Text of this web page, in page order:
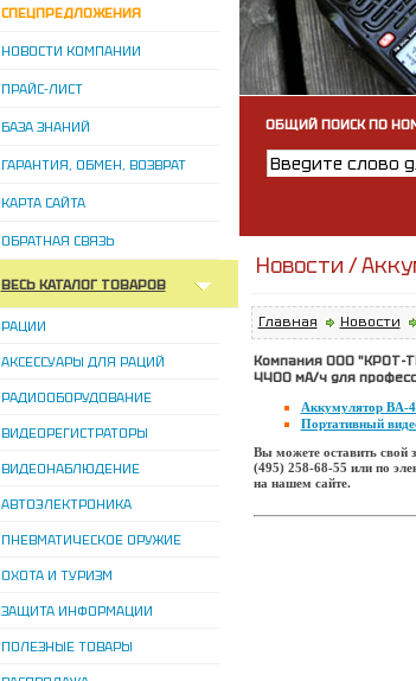
СПЕЦПРЕДЛОЖЕНИЯ
НОВОСТИ КОМПАНИИ
ПРАЙС-ЛИСТ
БАЗА ЗНАНИЙ
ГАРАНТИЯ, ОБМЕН, ВОЗВРАТ
КАРТА САЙТА
ОБРАТНАЯ СВЯЗЬ
ВЕСЬ КАТАЛОГ ТОВАРОВ
РАЦИИ
АКСЕССУАРЫ ДЛЯ РАЦИЙ
РАДИООБОРУДОВАНИЕ
ВИДЕОРЕГИСТРАТОРЫ
ВИДЕОНАБЛЮДЕНИЕ
АВТОЭЛЕКТРОНИКА
ПНЕВМАТИЧЕСКОЕ ОРУЖИЕ
ОХОТА И ТУРИЗМ
ЗАЩИТА ИНФОРМАЦИИ
ПОЛЕЗНЫЕ ТОВАРЫ
ОБЩИЙ ПОИСК ПО
Новости /
Главная Новости
Компания ООО "КРОТ-
4400 мА/ч для
Аккумулятор BA-
Портативный
Вы можете оставить свой
(495) 258-68-55 или по
на нашем сайте.